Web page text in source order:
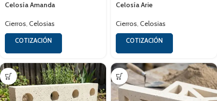
Celosía Amanda
Cierros, Celosias
COTIZACIÓN
Celosía Arie
Cierros, Celosias
COTIZACIÓN